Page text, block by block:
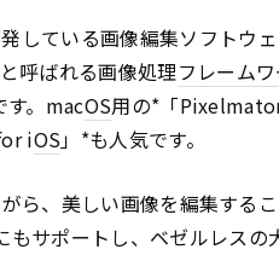
している画像編集ソフトウ
呼ばれる画像処理フレーム
す。macOS用の*「Pixelmator
iOS」*も人気です。
ら、美しい画像を編集する
もサポートし、ベゼルレスの